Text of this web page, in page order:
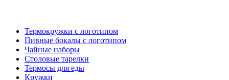
Термокружки с логотипом
Пивные бокалы с логотипом
Чайные наборы
Столовые тарелки
Термосы для еды
Кружки